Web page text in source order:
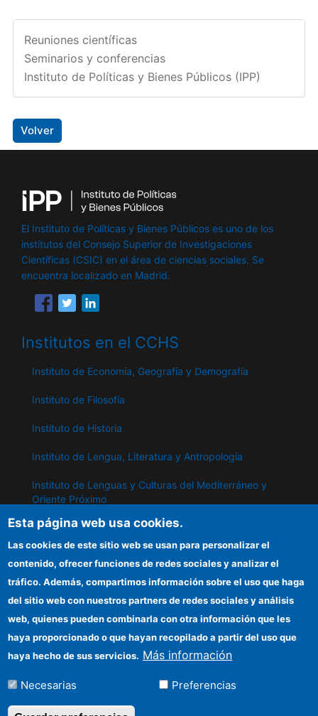
Reuniones científicas
Seminarios y conferencias
Instituto de Políticas y Bienes Públicos (IPP)
Volver
El Instituto de Políticas y Bienes Públicos es uno de los
institutos del Consejo Superior de Investigaciones
Científicas (CSIC) en el área de ciencias sociales. Se
encuentra localizado en Madrid.
Institutos en el CCHS
Instituto de Economía, Geografía y Demografía
Instituto de Filosofía
Instituto de Historia
Instituto de Lengua, Literatura y Antropología
Instituto de Lenguas y Culturas del Mediterráneo y
Oriente Próximo
Instituto de Políticas y Bienes Públicos
IPP
Sede electrónica CSIC
Información para proveedores
Organismos financiadores
Cómo llegar
Esta página web usa cookies.
Las cookies de este sitio web se usan para personalizar el
contenido, ofrecer funciones de redes sociales y analizar el
tráfico. Además, compartimos información sobre el uso que haga
del sitio web con nuestros partners de redes sociales y análisis
web, quienes pueden combinarla con otra información que les
haya proporcionado o que hayan recopilado a partir del uso que
haya hecho de sus servicios. Más información
Necesarias Preferencias